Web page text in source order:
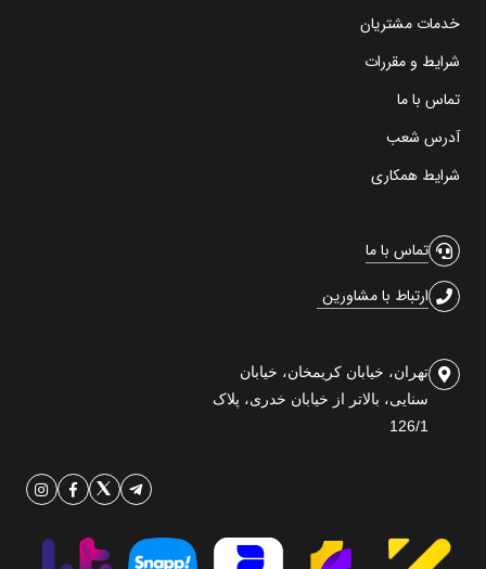
خدمات مشتریان
شرایط و مقررات
تماس با ما
آدرس شعب
شرایط همکاری
تماس با ما
ارتباط با مشاورین
تهران، خیابان کریمخان، خیابان
سنایی، بالاتر از خیابان خدری، پلاک
126/1